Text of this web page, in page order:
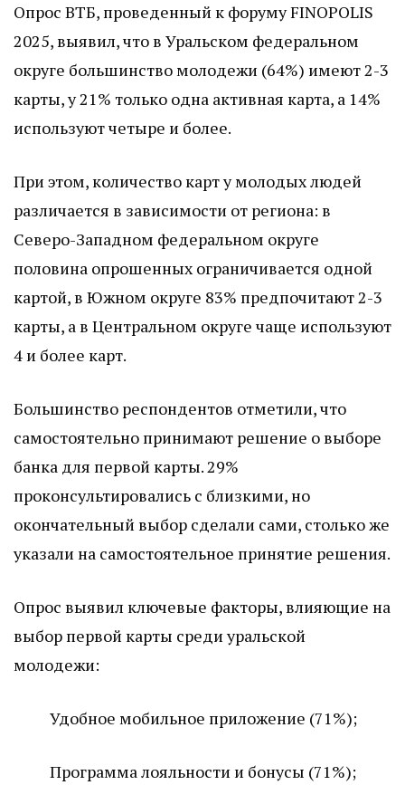
Опрос ВТБ, проведенный к форуму FINOPOLIS
2025, выявил, что в Уральском федеральном
округе большинство молодежи (64%) имеют 2-3
карты, у 21% только одна активная карта, а 14%
используют четыре и более.
При этом, количество карт у молодых людей
различается в зависимости от региона: в
Северо-Западном федеральном округе
половина опрошенных ограничивается одной
картой, в Южном округе 83% предпочитают 2-3
карты, а в Центральном округе чаще используют
4 и более карт.
Большинство респондентов отметили, что
самостоятельно принимают решение о выборе
банка для первой карты. 29%
проконсультировались с близкими, но
окончательный выбор сделали сами, столько же
указали на самостоятельное принятие решения.
Опрос выявил ключевые факторы, влияющие на
выбор первой карты среди уральской
молодежи:
Удобное мобильное приложение (71%);
Программа лояльности и бонусы (71%);